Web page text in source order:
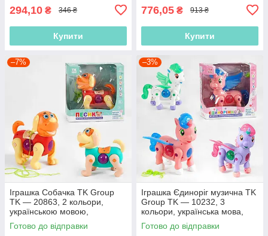
294,10 ₴ 346 ₴
Купити
776,05 ₴ 913 ₴
Купити
–7%
Іграшка Собачка TK Group
TK — 20863, 2 кольори,
українською мовою,
батарейками, звуком,
проєкція
Готово до відправки
–3%
Іграшка Єдиноріг музична TK
Group TK — 10232, 3
кольори, українська мова,
звук, підсвітка
Готово до відправки